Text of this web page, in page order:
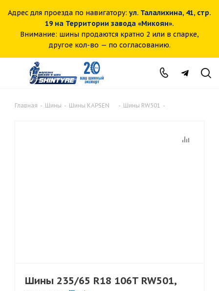
Адрес для проезда по навигатору: ул. Талалихина, 41, стр.
19 на Территории завода «Микоян».
Внимание: шины продаются кратно 2 или в спарке,
другое кол-во — по согласованию.
Главная - Шины - Шины KAPSEN - Шины RW501 -
Шины 235/65 R18 106T RW501,